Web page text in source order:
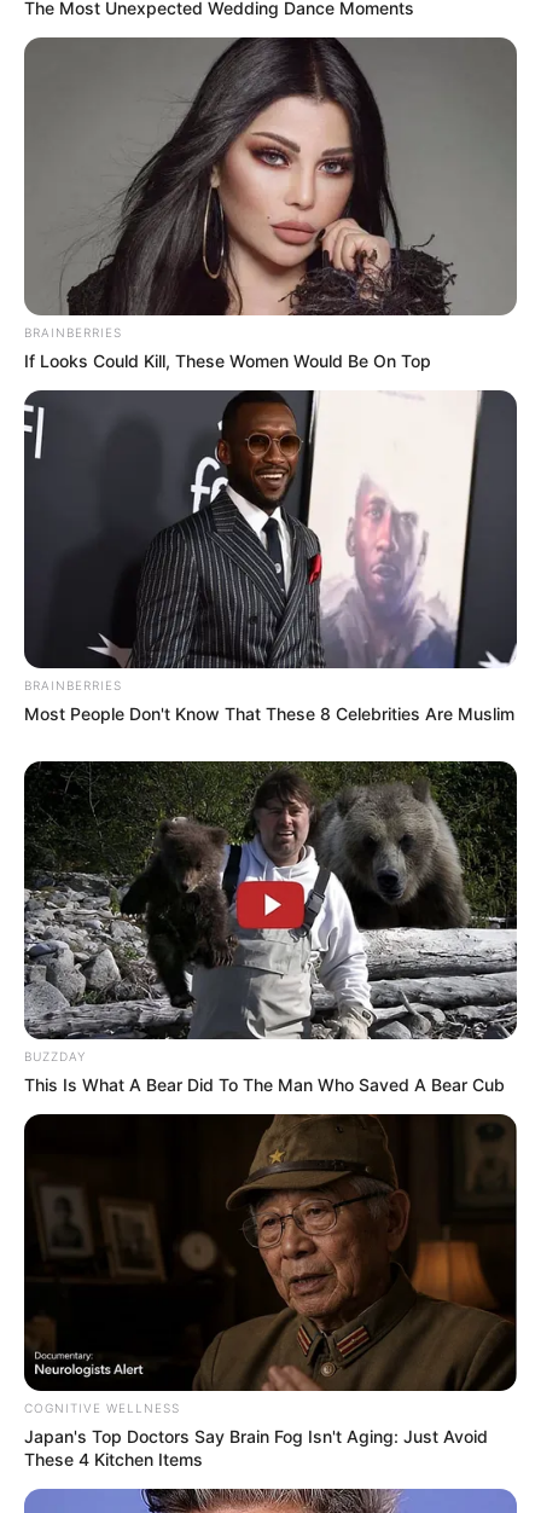
The Most Unexpected Wedding Dance Moments
BRAINBERRIES
If Looks Could Kill, These Women Would Be On Top
BRAINBERRIES
Most People Don't Know That These 8 Celebrities Are Muslim
BUZZDAY
This Is What A Bear Did To The Man Who Saved A Bear Cub
COGNITIVE WELLNESS
Japan's Top Doctors Say Bra​in Fo​g Isn't Aging: Just Avoid
These 4 Kitchen Items